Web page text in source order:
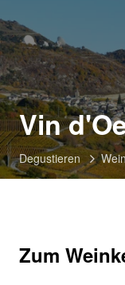
Vin
Degustieren
Zum